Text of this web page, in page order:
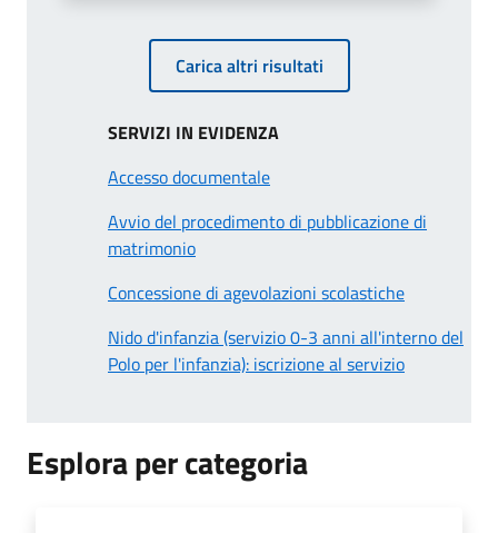
Carica altri risultati
SERVIZI IN EVIDENZA
Accesso documentale
Avvio del procedimento di pubblicazione di
matrimonio
Concessione di agevolazioni scolastiche
Nido d'infanzia (servizio 0-3 anni all'interno del
Polo per l'infanzia): iscrizione al servizio
Esplora per categoria